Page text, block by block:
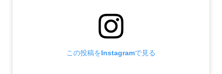
この投稿をInstagramで見る